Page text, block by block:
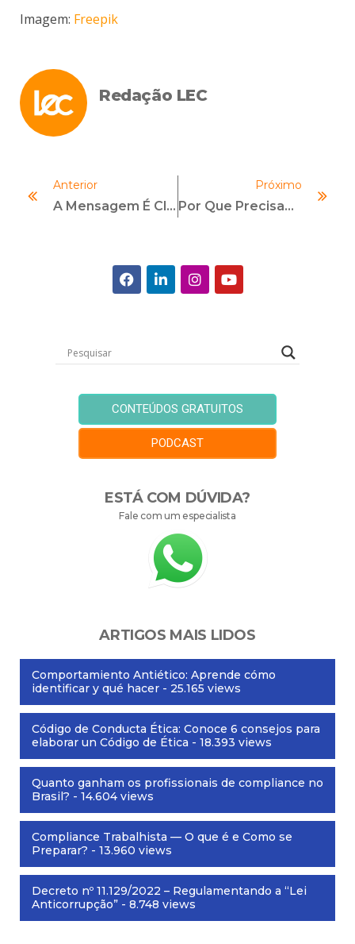
Imagem: Freepik
Redação LEC
Anterior
A Mensagem É Clara
Próximo
Por Que Precisamos Falar Sobre Compliancewashing?
CONTEÚDOS GRATUITOS
PODCAST
ESTÁ COM DÚVIDA?
Fale com um especialista
ARTIGOS MAIS LIDOS
Comportamiento Antiético: Aprende cómo
identificar y qué hacer - 25.165 views
Código de Conducta Ética: Conoce 6 consejos para
elaborar un Código de Ética - 18.393 views
Quanto ganham os profissionais de compliance no
Brasil? - 14.604 views
Compliance Trabalhista — O que é e Como se
Preparar? - 13.960 views
Decreto nº 11.129/2022 – Regulamentando a “Lei
Anticorrupção” - 8.748 views